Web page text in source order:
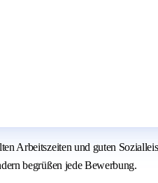
Arbeitszeiten und guten
begrüßen jede Bewerbung.